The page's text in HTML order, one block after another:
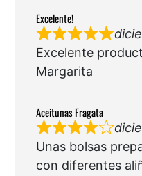
Excelente!
Excelente
Margarita
Aceitunas Fragata
Unas bolsas
con diferentes